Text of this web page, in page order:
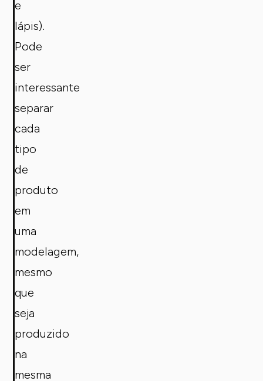
e
lápis).
Pode
ser
interessante
separar
cada
tipo
de
produto
em
uma
modelagem,
mesmo
que
seja
produzido
na
mesma